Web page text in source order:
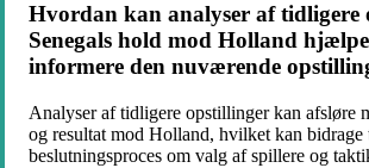
Hvordan kan analyser af tidligere
Senegals hold mod Holland
informere den nuværende
Analyser af tidligere opstillinger kan afsløre
og resultat mod Holland, hvilket kan
beslutningsproces om valg af spillere og